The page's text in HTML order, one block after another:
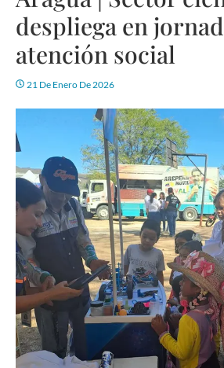
despliega en
atención social
21 De Enero De 2026